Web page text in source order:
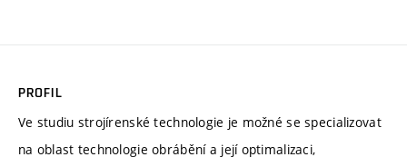
PROFIL
Ve studiu strojírenské technologie je možné se specializovat
na oblast technologie obrábění a její optimalizaci,